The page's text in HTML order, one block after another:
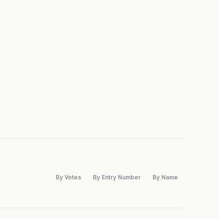
By Votes By Entry Number By Name